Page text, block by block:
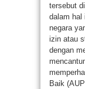
tersebut
dalam hal
negara
izin atau
dengan
Baik